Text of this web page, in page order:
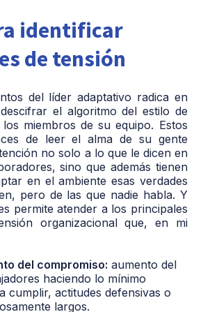
identificar
de tensión
del líder adaptativo radica en
el algoritmo del estilo de
miembros de su equipo. Estos
de leer el alma de su gente
no solo a lo que le dicen en
sino que además tienen
en el ambiente esas verdades
pero de las que nadie habla. Y
permite atender a los principales
organizacional que, en mi
del compromiso: aumento del
haciendo lo mínimo
cumplir, actitudes defensivas o
largos.